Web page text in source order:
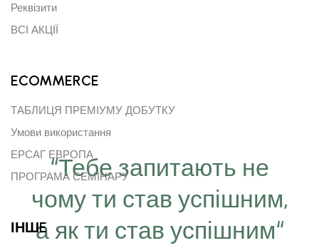
“Тебе запитають не
чому ти став успішним,
а як ти став успішним“
Реквізити
ВСІ АКЦІЇ
ECOMMERCE
ТАБЛИЦЯ ПРЕМІУМУ ДОБУТКУ
Умови використання
ЕРСАГ ЕВРОПА
ПРОГРАМА СЕМІНАРУ
ІНШE